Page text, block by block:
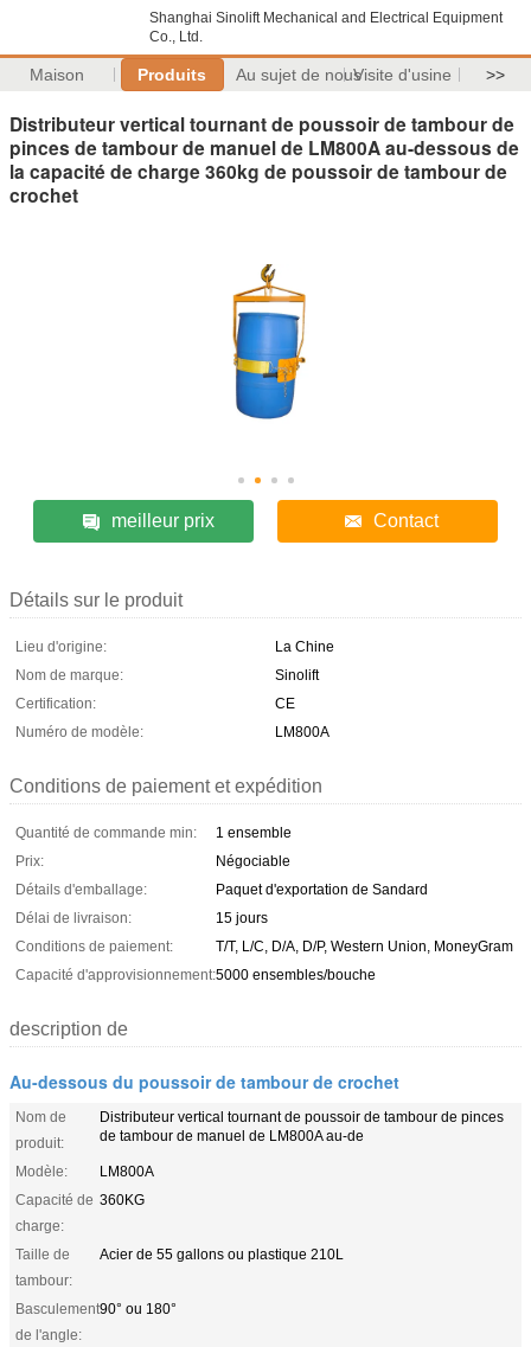
Shanghai Sinolift Mechanical and Electrical Equipment
Co., Ltd.
Maison Produits Au sujet de nousVisite d'usine >>
Distributeur vertical tournant de poussoir de tambour de
pinces de tambour de manuel de LM800A au-dessous de
la capacité de charge 360kg de poussoir de tambour de
crochet
meilleur prix Contact
Détails sur le produit
Lieu d'origine:
La Chine
Nom de marque:
Sinolift
Certification:
CE
Numéro de modèle:
LM800A
Conditions de paiement et expédition
Quantité de commande min:
1 ensemble
Prix:
Négociable
Détails d'emballage:
Paquet d'exportation de Sandard
Délai de livraison:
15 jours
Conditions de paiement:
T/T, L/C, D/A, D/P, Western Union, MoneyGram
Capacité d'approvisionnement:5000 ensembles/bouche
description de
Au-dessous du poussoir de tambour de crochet
Nom de
produit:
Distributeur vertical tournant de poussoir de tambour de pinces
de tambour de manuel de LM800A au-de
Modèle:
LM800A
Capacité de
charge:
360KG
Taille de
tambour:
Acier de 55 gallons ou plastique 210L
Basculement
de l'angle:
90° ou 180°